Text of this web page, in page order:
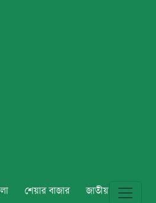
শেয়ার বাজার জাতীয় বিশ্ব